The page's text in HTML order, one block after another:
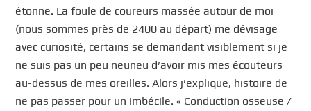
étonne. La foule de coureurs massée autour de moi
(nous sommes près de 2400 au départ) me dévisage
avec curiosité, certains se demandant visiblement si je
ne suis pas un peu neuneu d’avoir mis mes écouteurs
au-dessus de mes oreilles. Alors j’explique, histoire de
ne pas passer pour un imbécile. « Conduction osseuse /